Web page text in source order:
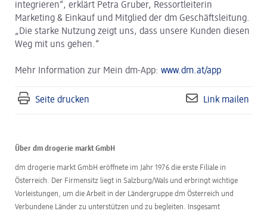
integrieren“, erklärt Petra Gruber, Ressortleiterin
Marketing & Einkauf und Mitglied der dm Geschäftsleitung.
„Die starke Nutzung zeigt uns, dass unsere Kunden diesen
Weg mit uns gehen.“
Mehr Information zur Mein dm-App: www.dm.at/app
Seite drucken Link mailen
Über dm drogerie markt GmbH
dm drogerie markt GmbH eröffnete im Jahr 1976 die erste Filiale in
Österreich. Der Firmensitz liegt in Salzburg/Wals und erbringt wichtige
Vorleistungen, um die Arbeit in der Ländergruppe dm Österreich und
Verbundene Länder zu unterstützen und zu begleiten. Insgesamt